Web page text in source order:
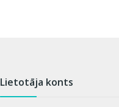
Lietotāja konts